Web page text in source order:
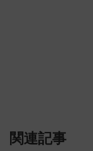
関連記事